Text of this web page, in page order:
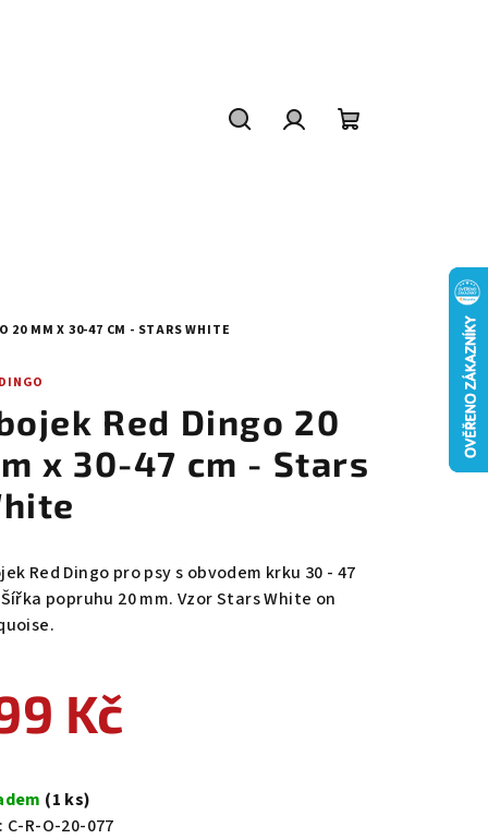
20 MM X 30-47 CM - STARS WHITE
Red Dingo 20
x 30-47 cm - Stars
Red Dingo pro psy s obvodem krku 30 - 47
popruhu 20 mm. Vzor Stars White on
Kč
(1 ks)
C-R-O-20-077